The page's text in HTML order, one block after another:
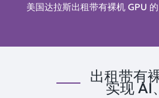
美国达拉斯出租带有裸机 GPU
出租带有
实现 AI